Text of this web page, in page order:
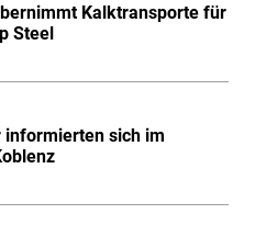
Kalktransporte für
Steel
informierten sich im